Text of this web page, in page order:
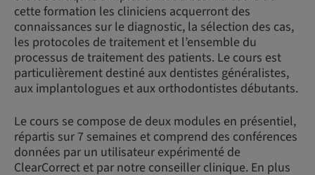
cette formation les cliniciens acquerront des
connaissances sur le diagnostic, la sélection des cas,
les protocoles de traitement et l’ensemble du
processus de traitement des patients. Le cours est
particulièrement destiné aux dentistes généralistes,
aux implantologues et aux orthodontistes débutants.
Le cours se compose de deux modules en présentiel,
répartis sur 7 semaines et comprend des conférences
données par un utilisateur expérimenté de
ClearCorrect et par notre conseiller clinique. En plus